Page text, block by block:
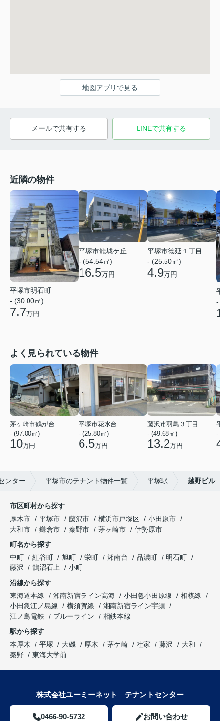
地図アプリで見る
メールで共有する LINEで共有する
近隣の物件
平塚市明石町
- (30.00㎡)
7.7万円
平塚市龍城ケ丘
- (54.54㎡)
16.5万円
平塚市徳延１丁目
- (25.50㎡)
4.9万円
-
よく見られている物件
茅ヶ崎市鶴が台
- (97.00㎡)
10万円
平塚市花水台
- (25.80㎡)
6.5万円
藤沢市羽鳥３丁目
- (49.68㎡)
13.2万円
-
ンター 平塚市のテナント物件一覧 平塚駅 越野ビル
市区町村から探す
厚木市
平塚市 藤沢市 横浜市戸塚区
小田原市
大和市
鎌倉市 秦野市 茅ヶ崎市
伊勢原市
町名から探す
中町
紅谷町 旭町 栄町 湘南台 品濃町
明石町
藤沢
鵠沼石上
小町
沿線から探す
東海道本線
湘南新宿ライン高海 小田急小田原線
相模線
小田急江ノ島線
横須賀線
湘南新宿ライン宇須
江ノ島電鉄
ブルーライン
相鉄本線
駅から探す
本厚木
平塚 大磯 厚木 茅ケ崎 社家 藤沢
大和
秦野
東海大学前
株式会社ユーミーネット テナントセンター
0466-90-5732 お問い合わせ